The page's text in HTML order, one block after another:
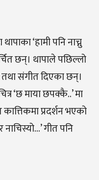
‘हामी पनि नाच्नु
छन्। थापाले पछिल्लो
संगीत दिएका छन्।
‘छ माया छपक्कै..’ मा
प्रदर्शन भएको
नाचिस्यो…’ गीत पनि